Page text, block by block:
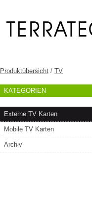
Produktübersicht / TV
KATEGORIEN
Externe TV Karten
Mobile TV Karten
Archiv